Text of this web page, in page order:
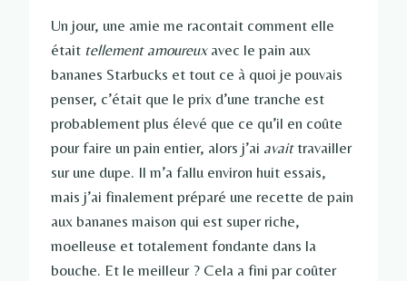
Un jour, une amie me racontait comment elle
était tellement amoureuxavec le pain aux
bananes Starbucks et tout ce à quoi je pouvais
penser, c’était que le prix d’une tranche est
probablement plus élevé que ce qu’il en coûte
pour faire un pain entier, alors j’ai avaittravailler
sur une dupe. Il m’a fallu environ huit essais,
mais j’ai finalement préparé une recette de pain
aux bananes maison qui est super riche,
moelleuse et totalement fondante dans la
bouche. Et le meilleur ? Cela a fini par coûter